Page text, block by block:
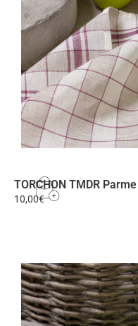
TORCHON TMDR Parme
10,00€